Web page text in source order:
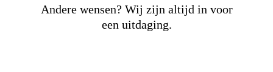
Andere wensen? Wij zijn altijd in voor
een uitdaging.